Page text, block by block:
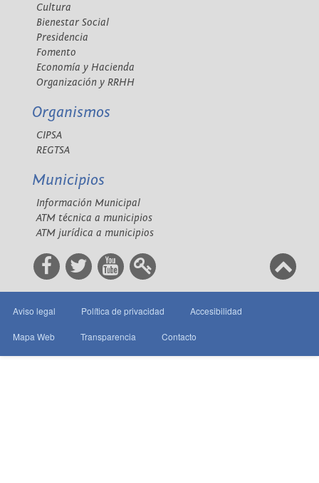
Cultura
Bienestar Social
Presidencia
Fomento
Economía y Hacienda
Organización y RRHH
Organismos
CIPSA
REGTSA
Municipios
Información Municipal
ATM técnica a municipios
ATM jurídica a municipios
Aviso legal Política de privacidad Accesibilidad
Mapa Web Transparencia Contacto